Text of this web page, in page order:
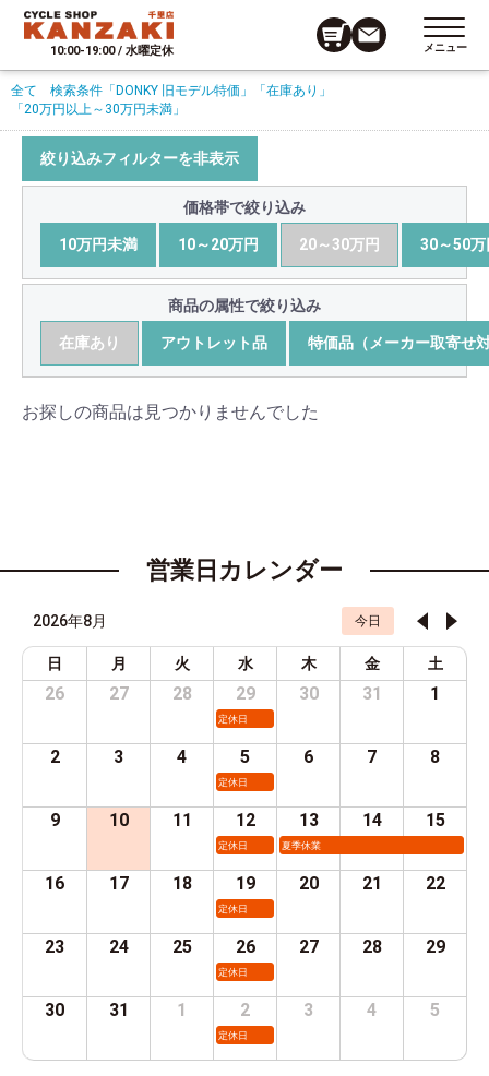
10:00-19:00 / 水曜定休 メニュー
全て 検索条件 「DONKY 旧モデル特価」
「在庫あり」
「20万円以上～30万円未満」
絞り込みフィルターを非表示
価格帯で絞り込み
10万円未満 10～20万円 20～30万円 30～50万
商品の属性で絞り込み
在庫あり アウトレット品 特価品（メーカー取寄せ
お探しの商品は見つかりませんでした
営業日カレンダー
2026年8月 今日
日 月 火 水 木 金 土
26 27 28 29
定休日
30 31 1
2 3 4 5
定休日
6 7 8
9 10 11 12
定休日
13
夏季休業
14 15
16 17 18 19
定休日
20 21 22
23 24 25 26
定休日
27 28 29
30 31 1 2
定休日
3 4 5